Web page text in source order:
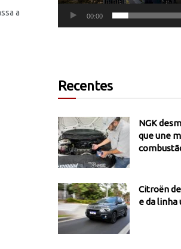
a
00:00
Recentes
NGK
que une
Citroën
e da